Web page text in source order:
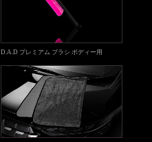
D.A.D プレミアム ブラシ ボディー用